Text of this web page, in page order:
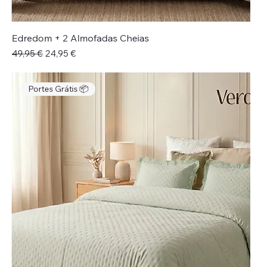
Edredom + 2 Almofadas Cheias
Preço normal
49,95 € Preço promocional
24,95 €
Portes Grátis 📦